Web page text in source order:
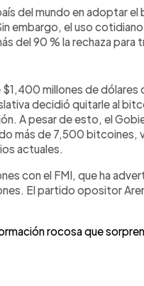
del mundo en adoptar
embargo, el uso
del 90 % la rechaza para
millones de
decidió quitarle al
A pesar de esto, el
más de 7,500 bitcoines,
actuales.
con el FMI, que ha
El partido opositor
rocosa que